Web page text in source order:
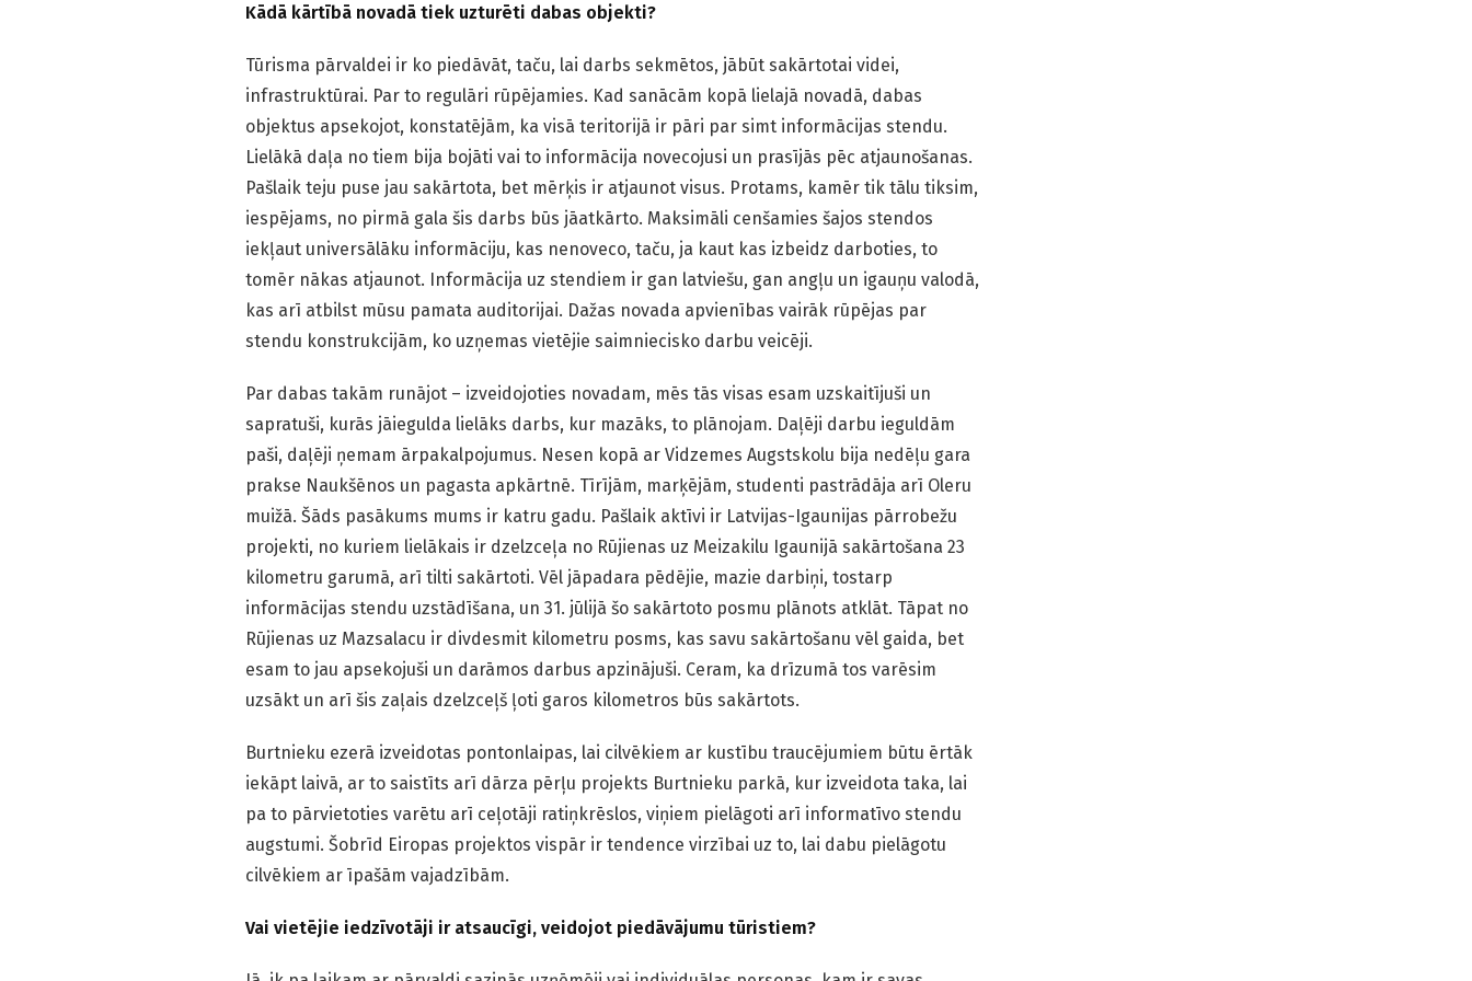
Kādā kārtībā novadā tiek uzturēti dabas objekti?
Tūrisma pārvaldei ir ko piedāvāt, taču, lai darbs sekmētos, jābūt sakārtotai videi,
infrastruktūrai. Par to regulāri rūpējamies. Kad sanācām kopā lielajā novadā, dabas
objektus apsekojot, konstatējām, ka visā teritorijā ir pāri par simt informācijas stendu.
Lielākā daļa no tiem bija bojāti vai to informācija novecojusi un prasījās pēc atjaunošanas.
Pašlaik teju puse jau sakārtota, bet mērķis ir atjaunot visus. Protams, kamēr tik tālu tiksim,
iespējams, no pirmā gala šis darbs būs jāatkārto. Maksimāli cenšamies šajos stendos
iekļaut universālāku informāciju, kas nenoveco, taču, ja kaut kas izbeidz darboties, to
tomēr nākas atjaunot. Informācija uz stendiem ir gan latviešu, gan angļu un igauņu valodā,
kas arī atbilst mūsu pamata auditorijai. Dažas novada apvienības vairāk rūpējas par
stendu konstrukcijām, ko uzņemas vietējie saimniecisko darbu veicēji.
Par dabas takām runājot – izveidojoties novadam, mēs tās visas esam uzskaitījuši un
sapratuši, kurās jāiegulda lielāks darbs, kur mazāks, to plānojam. Daļēji darbu ieguldām
paši, daļēji ņemam ārpakalpojumus. Nesen kopā ar Vidzemes Augstskolu bija nedēļu gara
prakse Naukšēnos un pagasta apkārtnē. Tīrījām, marķējām, studenti pastrādāja arī Oleru
muižā. Šāds pasākums mums ir katru gadu. Pašlaik aktīvi ir Latvijas-Igaunijas pārrobežu
projekti, no kuriem lielākais ir dzelzceļa no Rūjienas uz Meizakilu Igaunijā sakārtošana 23
kilometru garumā, arī tilti sakārtoti. Vēl jāpadara pēdējie, mazie darbiņi, tostarp
informācijas stendu uzstādīšana, un 31. jūlijā šo sakārtoto posmu plānots atklāt. Tāpat no
Rūjienas uz Mazsalacu ir divdesmit kilometru posms, kas savu sakārtošanu vēl gaida, bet
esam to jau apsekojuši un darāmos darbus apzinājuši. Ceram, ka drīzumā tos varēsim
uzsākt un arī šis zaļais dzelzceļš ļoti garos kilometros būs sakārtots.
Burtnieku ezerā izveidotas pontonlaipas, lai cilvēkiem ar kustību traucējumiem būtu ērtāk
iekāpt laivā, ar to saistīts arī dārza pērļu projekts Burtnieku parkā, kur izveidota taka, lai
pa to pārvietoties varētu arī ceļotāji ratiņkrēslos, viņiem pielāgoti arī informatīvo stendu
augstumi. Šobrīd Eiropas projektos vispār ir tendence virzībai uz to, lai dabu pielāgotu
cilvēkiem ar īpašām vajadzībām.
Vai vietējie iedzīvotāji ir atsaucīgi, veidojot piedāvājumu tūristiem?